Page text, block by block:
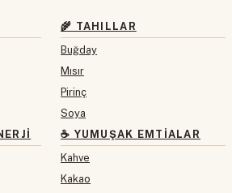
🌾 TAHILLAR
Buğday
Mısır
Pirinç
Soya
☕ YUMUŞAK EMTIALAR
Kahve
Kakao